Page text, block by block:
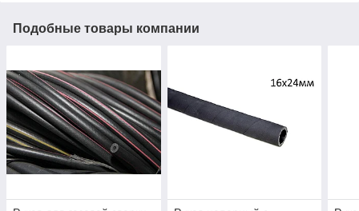
Подобные товары компании